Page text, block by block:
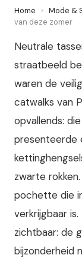
Home › Mode &
van deze zomer
Neutrale
straatbeeld
waren de
catwalks van
opvallends:
presenteerde
zwarte
pochette die
verkrijgbaar
zichtbaar: de
bijzonderheid